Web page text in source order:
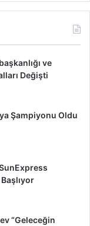
ve
Değişti
Şampiyonu Oldu
“Geleceğin